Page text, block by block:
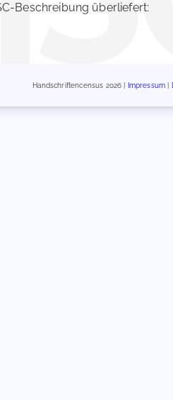
Beschreibung überliefert:
Handschriftencensus 2026 | Impressum